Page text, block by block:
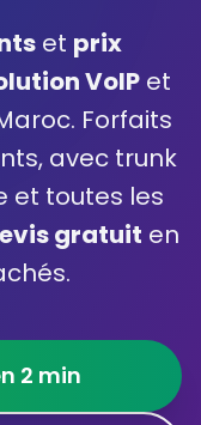
et prix
VoIP et
Forfaits
avec trunk
et toutes les
gratuit en
2 min